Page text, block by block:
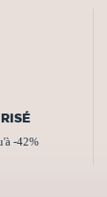
-42%